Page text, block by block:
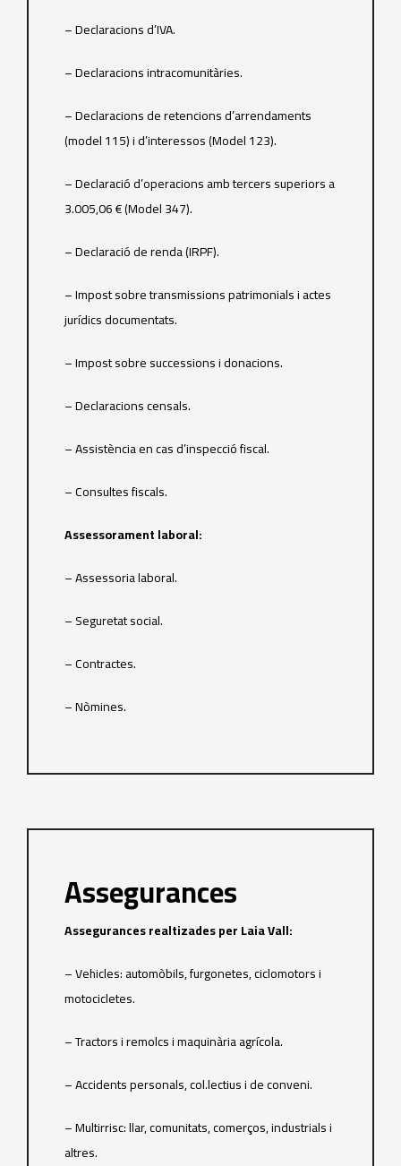
– Declaracions d’IVA.
– Declaracions intracomunitàries.
– Declaracions de retencions d’arrendaments
(model 115) i d’interessos (Model 123).
– Declaració d’operacions amb tercers superiors a
3.005,06 € (Model 347).
– Declaració de renda (IRPF).
– Impost sobre transmissions patrimonials i actes
jurídics documentats.
– Impost sobre successions i donacions.
– Declaracions censals.
– Assistència en cas d’inspecció fiscal.
– Consultes fiscals.
Assessorament laboral:
– Assessoria laboral.
– Seguretat social.
– Contractes.
– Nòmines.
Assegurances
Assegurances realtizades per Laia Vall:
– Vehicles: automòbils, furgonetes, ciclomotors i
motocicletes.
– Tractors i remolcs i maquinària agrícola.
– Accidents personals, col.lectius i de conveni.
– Multirrisc: llar, comunitats, comerços, industrials i
altres.